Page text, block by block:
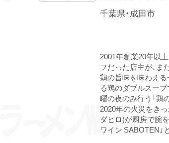
千葉県・成田市
2001年創業20年以
フだった店主が、
鶏の旨味を味わえ
る鶏のダブルスープ
曜の夜のみ行う「鶏
2020年の火災をき
ダヒロ)が厨房で腕
ワイン SABOTEN